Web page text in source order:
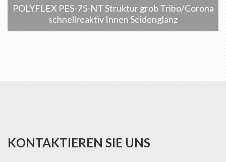
POLYFLEX PES-75-NT Struktur grob Tribo/Corona
schnellreaktiv Innen Seidenglanz
KONTAKTIEREN SIE UNS